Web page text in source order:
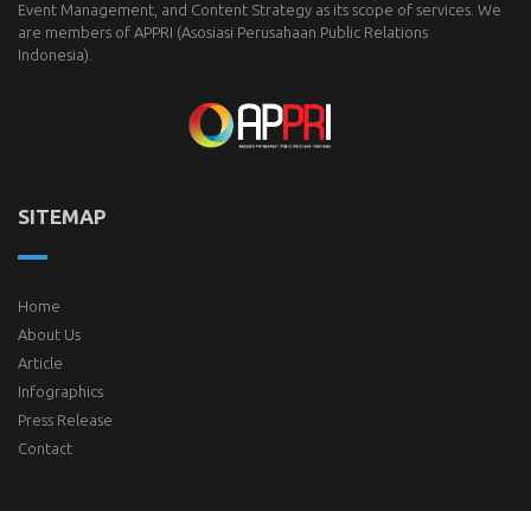
Event Management, and Content Strategy as its scope of services. We
are members of APPRI (Asosiasi Perusahaan Public Relations
Indonesia).
SITEMAP
Home
About Us
Article
Infographics
Press Release
Contact